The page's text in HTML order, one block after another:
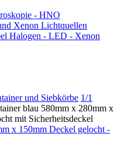
- HNO
Xenon Lichtquellen
Halogen - LED - Xenon
und Siebkörbe 1/1
blau 580mm x 280mm x
mit Sicherheitsdeckel